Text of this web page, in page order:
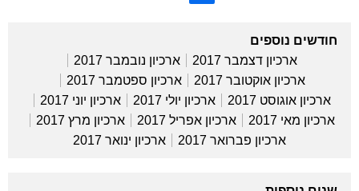
חודשים נוספים
ארכיון דצמבר 2017
ארכיון נובמבר 2017
ארכיון אוקטובר 2017
ארכיון ספטמבר 2017
ארכיון אוגוסט 2017
ארכיון יולי 2017
ארכיון יוני 2017
ארכיון מאי 2017
ארכיון אפריל 2017
ארכיון מרץ 2017
ארכיון פברואר 2017
ארכיון ינואר 2017